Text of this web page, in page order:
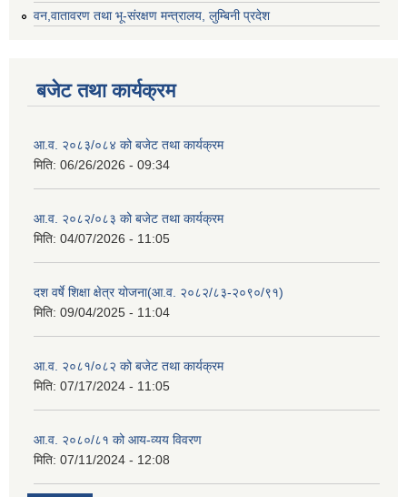
वन,वातावरण तथा भू-संरक्षण मन्त्रालय, लुम्बिनी प्रदेश
बजेट तथा कार्यक्रम
आ.व. २०८३/०८४ को बजेट तथा कार्यक्रम
मिति: 06/26/2026 - 09:34
आ.व. २०८२/०८३ को बजेट तथा कार्यक्रम
मिति: 04/07/2026 - 11:05
दश वर्षे शिक्षा क्षेत्र योजना(आ.व. २०८२/८३-२०९०/९१)
मिति: 09/04/2025 - 11:04
आ.व. २०८१/०८२ को बजेट तथा कार्यक्रम
मिति: 07/17/2024 - 11:05
आ.व. २०८०/८१ को आय-व्यय विवरण
मिति: 07/11/2024 - 12:08